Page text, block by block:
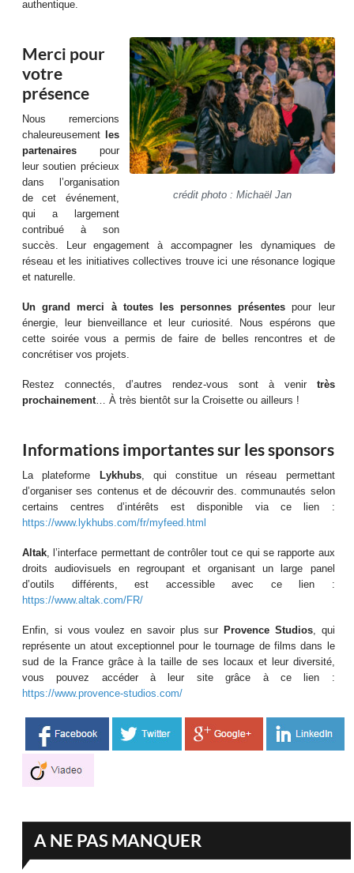
authentique.
crédit photo : Michaël Jan
Merci pour
votre
présence
Nous remercions
chaleureusement
les
partenaires pour
leur soutien précieux
dans l’organisation
de cet événement,
qui a largement
contribué à son
succès. Leur engagement à accompagner les dynamiques de
réseau et les initiatives collectives trouve ici une résonance logique
et naturelle.
Un grand merci à toutes les personnes présentes pour leur
énergie, leur bienveillance et leur curiosité. Nous espérons que
cette soirée vous a permis de faire de belles rencontres et de
concrétiser vos projets.
Restez connectés, d’autres rendez-vous sont à venir très
prochainement… À très bientôt sur la Croisette ou ailleurs !
Informations importantes sur les sponsors
La plateforme Lykhubs, qui constitue un réseau permettant
d’organiser ses contenus et de découvrir des. communautés selon
certains centres d’intérêts est disponible via ce lien :
https://www.lykhubs.com/fr/myfeed.html
Altak, l’interface permettant de contrôler tout ce qui se rapporte aux
droits audiovisuels en regroupant et organisant un large panel
d’outils différents, est accessible avec ce lien :
https://www.altak.com/FR/
Enfin, si vous voulez en savoir plus sur Provence Studios, qui
représente un atout exceptionnel pour le tournage de films dans le
sud de la France grâce à la taille de ses locaux et leur diversité,
vous pouvez accéder à leur site grâce à ce lien :
https://www.provence-studios.com/
A NE PAS MANQUER